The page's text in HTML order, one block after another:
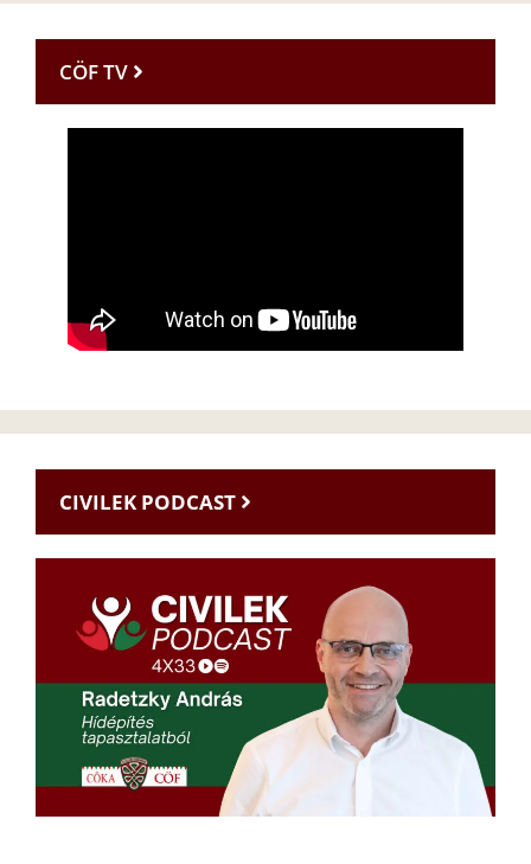
CÖF TV
CIVILEK PODCAST